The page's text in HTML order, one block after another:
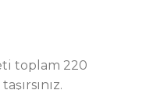
toplam 220